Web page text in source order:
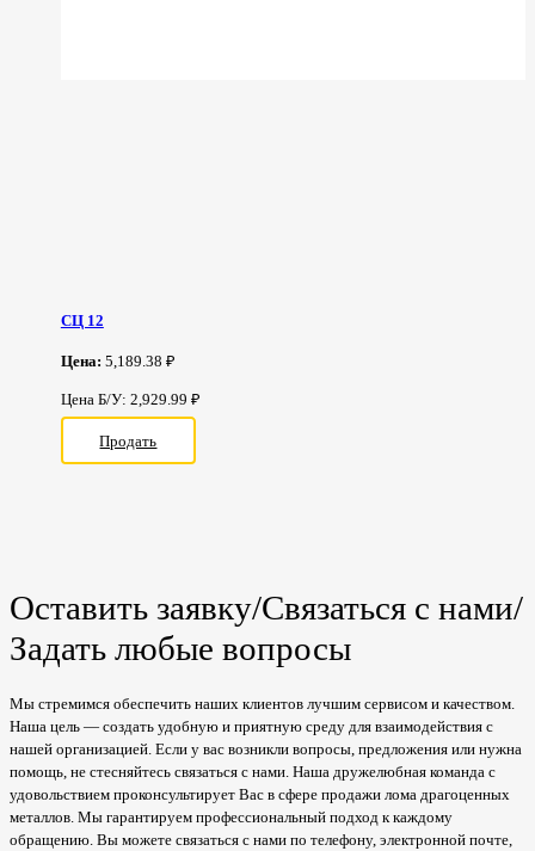
СЦ 12
Цена: 5,189.38 ₽
Цена Б/У: 2,929.99 ₽
Продать
Оставить заявку/Связаться с нами/
Задать любые вопросы
Мы стремимся обеспечить наших клиентов лучшим сервисом и качеством.
Наша цель — создать удобную и приятную среду для взаимодействия с
нашей организацией. Если у вас возникли вопросы, предложения или нужна
помощь, не стесняйтесь связаться с нами. Наша дружелюбная команда с
удовольствием проконсультирует Вас в сфере продажи лома драгоценных
металлов. Мы гарантируем профессиональный подход к каждому
обращению. Вы можете связаться с нами по телефону, электронной почте,